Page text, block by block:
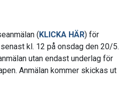
(KLICKA HÄR) för
kl. 12 på onsdag den 20/5.
utan endast underlag för
Anmälan kommer skickas ut